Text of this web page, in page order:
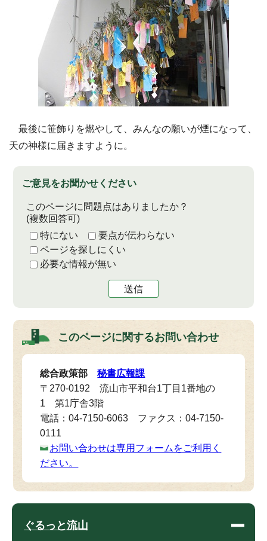
最後に笹飾りを燃やして、みんなの願いが煙になって、
天の神様に届きますように。
ご意見をお聞かせください
このページに問題点はありましたか？
(複数回答可)
特にない
要点が伝わらない
ページを探しにくい
必要な情報が無い
送信
このページに関するお問い合わせ
総合政策部秘書広報課
〒270-0192 流山市平和台1丁目1番地の
1 第1庁舎3階
電話：04-7150-6063 ファクス：04-7150-
0111
お問い合わせは専用フォームをご利用く
ださい。
ぐるっと流山